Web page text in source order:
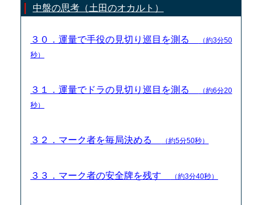
中盤の思考（土田のオカルト）
３０．運量で手役の見切り巡目を測る
（約3分50
秒）
３１．運量でドラの見切り巡目を測る
（約6分20
秒）
３２．マーク者を毎局決める （約5分50秒）
３３．マーク者の安全牌を残す （約3分40秒）